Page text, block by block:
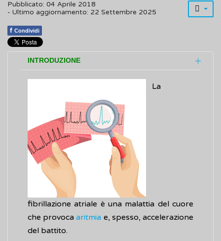
Pubblicato: 04 Aprile 2018
- Ultimo aggiornamento: 22 Settembre 2025
f Condividi
INTRODUZIONE
La
fibrillazione atriale è una malattia del cuore
che provocaaritmia e, spesso, accelerazione
del battito.